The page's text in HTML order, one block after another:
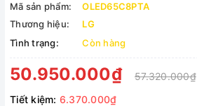
Mã sản phẩm:
OLED65C8PTA
Thương hiệu:
LG
Tình trạng:
Còn hàng
50.950.000₫
57.320.000₫
Tiết kiệm: 6.370.000₫